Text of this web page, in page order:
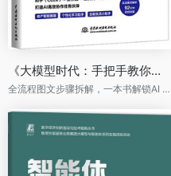
《大模型时代：手把手教你零代码开发与设计智能体》
全流程图文步骤拆解，一本书解锁AI Agent实战